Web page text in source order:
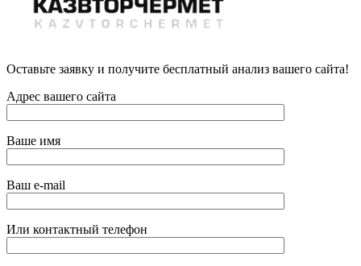
Оставьте заявку и получите бесплатный анализ вашего сайта!
Адрес вашего сайта
Ваше имя
Ваш e-mail
Или контактный телефон